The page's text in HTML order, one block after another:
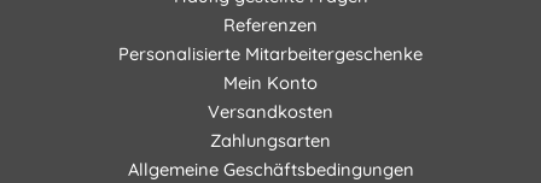
Referenzen
Personalisierte Mitarbeitergeschenke
Mein Konto
Versandkosten
Zahlungsarten
Allgemeine Geschäftsbedingungen